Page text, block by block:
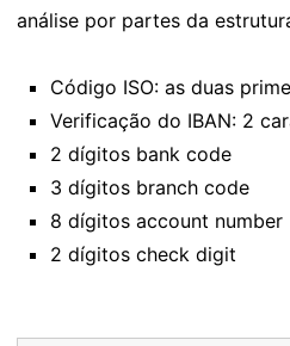
análise por partes da
Código ISO: as duas
Verificação do IBAN: 2
2 dígitos bank code
3 dígitos branch code
8 dígitos account number
2 dígitos check digit